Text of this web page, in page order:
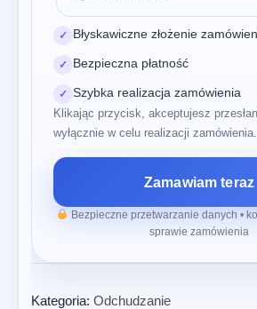
✓ Błyskawiczne złożenie
✓ Bezpieczna płatność
✓ Szybka realizacja zamówienia
Klikając przycisk, akceptujesz
wyłącznie w celu realizacji zamówienia.
Zamawiam teraz
Bezpieczne przetwarzanie danych •
sprawie zamówienia
Kategoria: Odchudzanie